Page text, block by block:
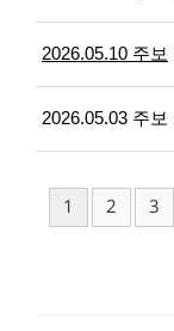
2026.05.10 주보
2026.05.03 주보
1 2 3